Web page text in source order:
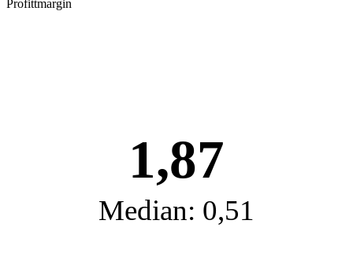
Profittmargin
1,87
Median: 0,51